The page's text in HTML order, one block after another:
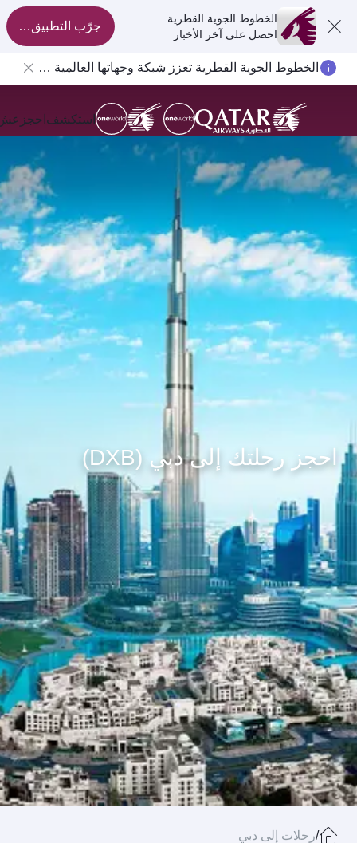
الخطوط الجوية القطرية
احصل على آخر الأخبار
جرّب التطبيق الآن
الخطوط الجوية القطرية تعزز شبكة وجهاتها العالمية لتشمل ما يزيد عن 160 وجهة
استكشفاحجزعش
احجز رحلتك إلى دبي (DXB)
/رحلات إلى دبي